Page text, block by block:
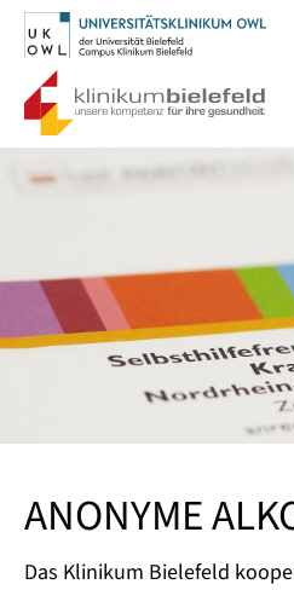
ANONYME
Das Klinikum Bielefeld